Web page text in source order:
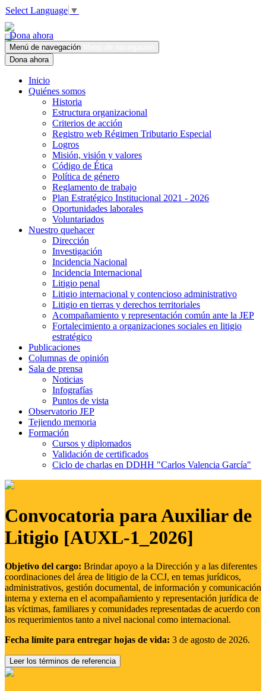
Select Language ▼
Dona ahora
Menú de navegación
Dona ahora
Inicio
Quiénes somos
Historia
Estructura organizacional
Criterios de acción
Registro web Régimen Tributario Especial
Logros
Misión, visión y valores
Código de Ética
Política de género
Reglamento de trabajo
Plan Estratégico Institucional 2021 - 2026
Oportunidades laborales
Voluntariados
Nuestro quehacer
Dirección
Investigación
Incidencia Nacional
Incidencia Internacional
Litigio penal
Litigio internacional y contencioso administrativo
Litigio en tierras y derechos territoriales
Acompañamiento y representación común ante la JEP
Fortalecimiento a organizaciones sociales en litigio
estratégico
Publicaciones
Columnas de opinión
Sala de prensa
Noticias
Infografías
Puntos de vista
Observatorio JEP
Tejiendo memoria
Formación
Cursos y diplomados
Validación de certificados
Ciclo de charlas en DDHH "Carlos Valencia García"
Convocatoria para Auxiliar de
Litigio [AUXL-1_2026]
Objetivo del cargo: Brindar apoyo a la Dirección y a las diferentes
coordinaciones del área de litigio de la CCJ, en temas jurídicos,
administrativos, gestión documental, de información y comunicación
interna y externa en el acompañamiento y representación jurídica de
las víctimas, familiares y comunidades representadas de acuerdo con
los requerimientos tanto a nivel nacional como internacional.
Fecha límite para entregar hojas de vida: 3 de agosto de 2026.
Leer los términos de referencia